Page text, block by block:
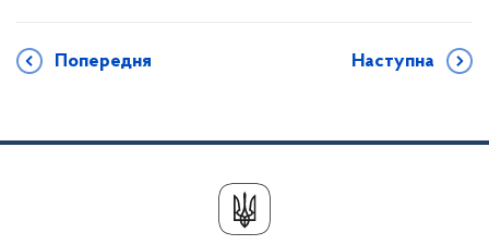
Попередня Наступна